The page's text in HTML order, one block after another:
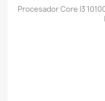
Procesador Core I3